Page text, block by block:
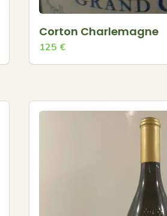
Corton Charlemagne
125 €